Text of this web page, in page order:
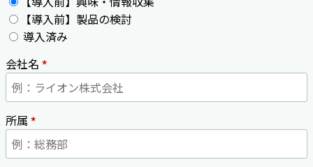
【導入前】製品の検討
導入済み
会社名 *
所属 *